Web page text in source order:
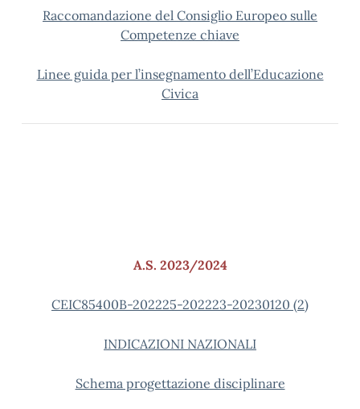
Raccomandazione del Consiglio Europeo sulle
Competenze chiave
Linee guida per l’insegnamento dell’Educazione
Civica
A.S. 2023/2024
CEIC85400B-202225-202223-20230120 (2)
INDICAZIONI NAZIONALI
Schema progettazione disciplinare